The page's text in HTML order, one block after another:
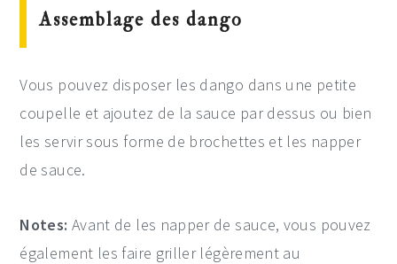
Assemblage des dango
Vous pouvez disposer les dango dans une petite
coupelle et ajoutez de la sauce par dessus ou bien
les servir sous forme de brochettes et les napper
de sauce.
Notes: Avant de les napper de sauce, vous pouvez
également les faire griller légèrement au